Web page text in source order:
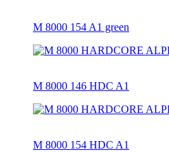
M 8000 154 A1 green
M 8000 146 HDC A1
M 8000 154 HDC A1